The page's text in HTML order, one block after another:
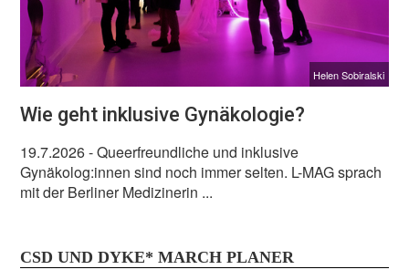
Helen Sobiralski
Wie geht inklusive Gynäkologie?
19.7.2026- Queerfreundliche und inklusive
Gynäkolog:innen sind noch immer selten. L-MAG sprach
mit der Berliner Medizinerin ...
CSD UND DYKE* MARCH PLANER